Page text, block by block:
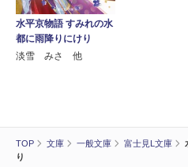
TOP 文庫 一般文庫 富士見L文庫
り
水平京物語 すみれの水
都に雨降りにけり
淡雪 みさ 他